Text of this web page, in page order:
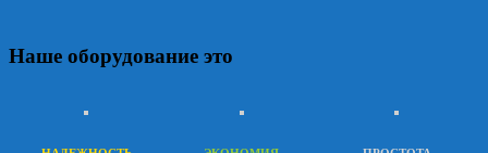
Наше оборудование это